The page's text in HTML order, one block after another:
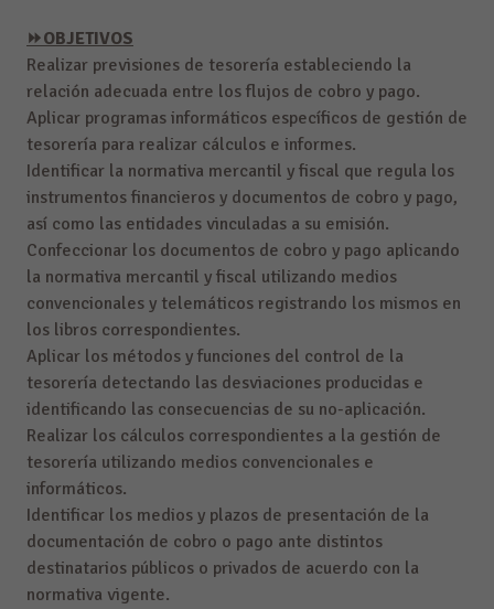
⏩OBJETIVOS
Realizar previsiones de tesorería estableciendo la
relación adecuada entre los flujos de cobro y pago.
Aplicar programas informáticos específicos de gestión de
tesorería para realizar cálculos e informes.
Identificar la normativa mercantil y fiscal que regula los
instrumentos financieros y documentos de cobro y pago,
así como las entidades vinculadas a su emisión.
Confeccionar los documentos de cobro y pago aplicando
la normativa mercantil y fiscal utilizando medios
convencionales y telemáticos registrando los mismos en
los libros correspondientes.
Aplicar los métodos y funciones del control de la
tesorería detectando las desviaciones producidas e
identificando las consecuencias de su no-aplicación.
Realizar los cálculos correspondientes a la gestión de
tesorería utilizando medios convencionales e
informáticos.
Identificar los medios y plazos de presentación de la
documentación de cobro o pago ante distintos
destinatarios públicos o privados de acuerdo con la
normativa vigente.